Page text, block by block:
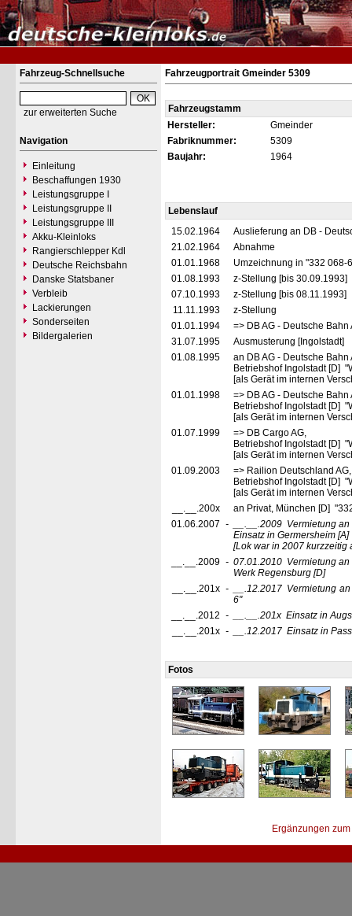
Fahrzeug-Schnellsuche
zur erweiterten Suche
Navigation
Einleitung
Beschaffungen 1930
Leistungsgruppe I
Leistungsgruppe II
Leistungsgruppe III
Akku-Kleinloks
Rangierschlepper Kdl
Deutsche Reichsbahn
Danske Statsbaner
Verbleib
Lackierungen
Sonderseiten
Bildergalerien
Fahrzeugportrait Gmeinder 5309
Fahrzeugstamm
Hersteller:
Gmeinder
Fabriknummer:
5309
Baujahr:
1964
Lebenslauf
15.02.1964
Auslieferung an DB -
21.02.1964
Abnahme
01.01.1968
Umzeichnung in "332 068-
01.08.1993
z-Stellung [bis 30.09.1993]
07.10.1993
z-Stellung [bis 08.11.1993]
11.11.1993
z-Stellung
01.01.1994
=> DB AG - Deutsche
31.07.1995
Ausmusterung [Ingolstadt]
01.08.1995
an DB AG - Deutsche Bahn
Betriebshof Ingolstadt [D]
[als Gerät im internen
01.01.1998
=> DB AG - Deutsche
Betriebshof Ingolstadt [D]
[als Gerät im internen
01.07.1999
=> DB Cargo AG,
Betriebshof Ingolstadt [D]
[als Gerät im internen
01.09.2003
=> Railion Deutschland AG,
Betriebshof Ingolstadt [D]
[als Gerät im internen
__.__.200x
an Privat, München [D]
01.06.2007 - __.__.2009 Vermietung
Einsatz in Germersheim [A]
[Lok war in 2007 kurzzeitig
__.__.2009 - 07.01.2010 Vermietung
Werk Regensburg [D]
__.__.201x - __.12.2017 Vermietung
6"
__.__.2012 - __.__.201x Einsatz in
__.__.201x - __.12.2017 Einsatz in
Fotos
Ergänzungen